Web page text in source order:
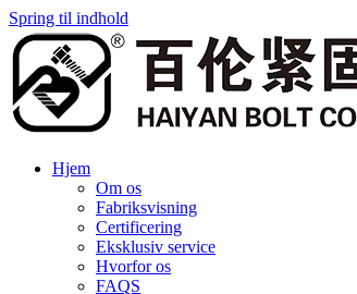
Spring til indhold
Hjem
Om os
Fabriksvisning
Certificering
Eksklusiv service
Hvorfor os
FAQS